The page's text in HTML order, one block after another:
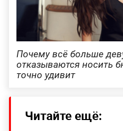
Почему всё больше
отказываются носить
точно удивит
Читайте ещё: